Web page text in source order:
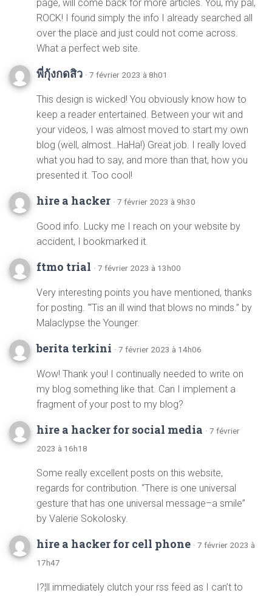
page, will come back for more articles. You, my pal,
ROCK! I found simply the info I already searched all
over the place and just could not come across.
What a perfect web site.
พี่กุ้งกดสิว · 7 février 2023 à 8h01
This design is wicked! You obviously know how to
keep a reader entertained. Between your wit and
your videos, I was almost moved to start my own
blog (well, almost…HaHa!) Great job. I really loved
what you had to say, and more than that, how you
presented it. Too cool!
hire a hacker · 7 février 2023 à 9h30
Good info. Lucky me I reach on your website by
accident, I bookmarked it.
ftmo trial · 7 février 2023 à 13h00
Very interesting points you have mentioned, thanks
for posting. “‘Tis an ill wind that blows no minds.” by
Malaclypse the Younger.
berita terkini · 7 février 2023 à 14h06
Wow! Thank you! I continually needed to write on
my blog something like that. Can I implement a
fragment of your post to my blog?
hire a hacker for social media · 7 février
2023 à 16h18
Some really excellent posts on this website,
regards for contribution. “There is one universal
gesture that has one universal message–a smile”
by Valerie Sokolosky.
hire a hacker for cell phone · 7 février 2023 à
17h47
I?¦ll immediately clutch your rss feed as I can’t to